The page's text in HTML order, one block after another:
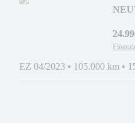
NEU
EZ 04/2023 • 105.000 km •